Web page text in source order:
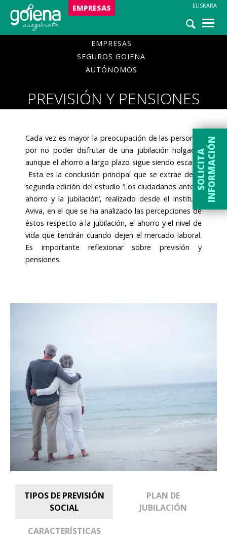
EMPRESAS EUSKARA
NOTICIAS
S
O
L
I
C
I
T
A
I
N
F
O
R
M
A
C
I
ÓN
EMPRESAS
SEGUROS GOIENA
AUTÓNOMOS
PREVISIÓN Y PENSIONES
Cada vez es mayor la preocupación de las personas
por no poder disfrutar de una jubilación holgada,
aunque el ahorro a largo plazo sigue siendo escaso.
Esta es la conclusión principal que se extrae de la
segunda edición del estudio ‘Los ciudadanos ante el
ahorro y la jubilación’, realizado desde el Instituto
Aviva, en el que se ha analizado las percepciones de
éstos respecto a la jubilación, el ahorro y el nivel de
vida que tendrán cuando dejen el mercado laboral.
Es importante reflexionar sobre previsión y
pensiones.
TIPOS DE PREVISIÓN
SOCIAL
PLAN DE
JUBILACIÓN
CARACTERÍSTICAS